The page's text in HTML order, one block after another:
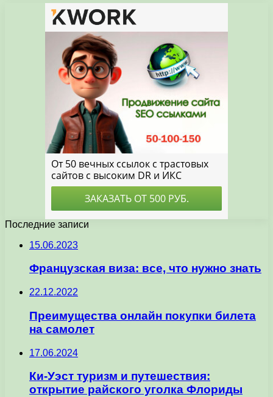
Последние записи
15.06.2023
Французская виза: все, что нужно знать
22.12.2022
Преимущества онлайн покупки билета
на самолет
17.06.2024
Ки-Уэст туризм и путешествия:
открытие райского уголка Флориды